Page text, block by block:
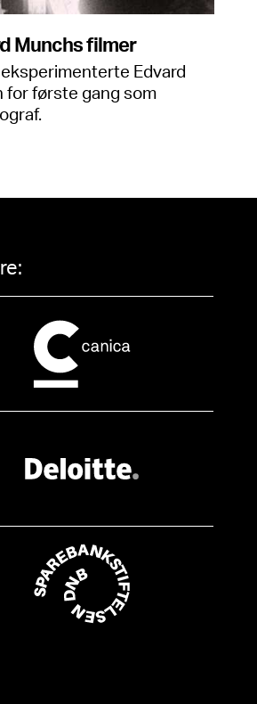
Munchs filmer
eksperimenterte Edvard
for første gang som